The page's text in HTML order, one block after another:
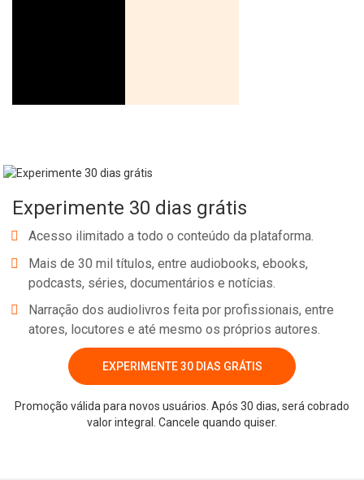
Experimente 30 dias grátis
Acesso ilimitado a todo o conteúdo da plataforma.
Mais de 30 mil títulos, entre audiobooks, ebooks,
podcasts, séries, documentários e notícias.
Narração dos audiolivros feita por profissionais, entre
atores, locutores e até mesmo os próprios autores.
EXPERIMENTE 30 DIAS GRÁTIS
Promoção válida para novos usuários. Após 30 dias, será cobrado
valor integral. Cancele quando quiser.